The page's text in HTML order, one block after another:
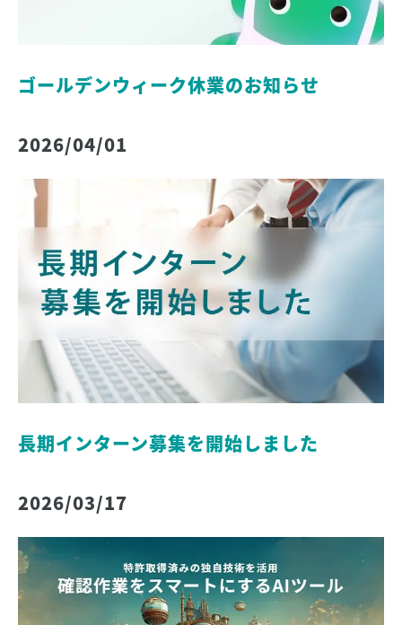
ゴールデンウィーク休業のお知らせ
2026/04/01
長期インターン募集を開始しました
2026/03/17